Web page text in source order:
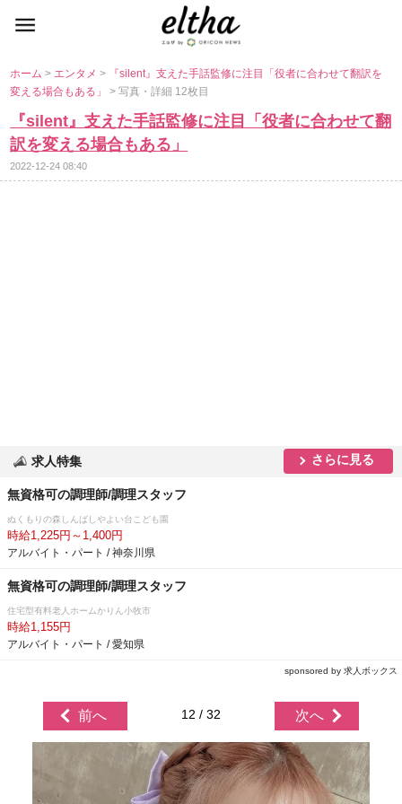
ホーム> エンタメ>
『silent』支えた手話監修に注目「役者に合わせて翻訳を
変える場合もある」> 写真・詳細 12枚目
『silent』支えた手話監修に注目「役者に合わせて翻
訳を変える場合もある」
2022-12-24 08:40
求人特集 さらに見る
無資格可の調理師/調理スタッフ
ぬくもりの森しんばしやよい台こども園
時給1,225円～1,400円
アルバイト・パート / 神奈川県
無資格可の調理師/調理スタッフ
住宅型有料老人ホームかりん小牧市
時給1,155円
アルバイト・パート / 愛知県
sponsored by 求人ボックス
前へ 12 / 32 次へ